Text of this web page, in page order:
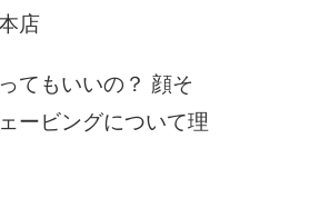
店
てもいいの？ 顔そ
ービングについて理